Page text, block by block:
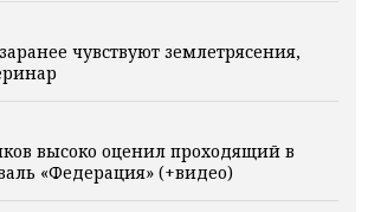
чувствуют землетрясения,
высоко оценил проходящий в
«Федерация» (+видео)